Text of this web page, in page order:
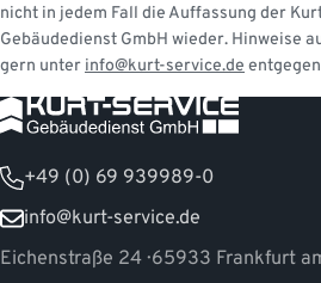
nicht in jedem Fall die Auffassung der
Gebäudedienst GmbH wieder. Hinweise
gern unter info@kurt-service.de
+49 (0) 69 939989-0
info@kurt-service.de
Eichenstraße 24 · 65933 Frankfurt